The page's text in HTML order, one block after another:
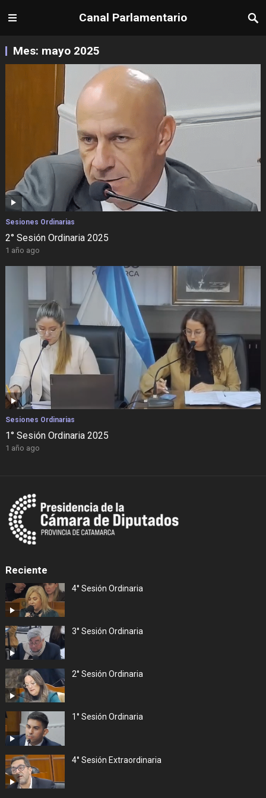
Canal Parlamentario
Mes: mayo 2025
Sesiones Ordinarias
2° Sesión Ordinaria 2025
1 año ago
Sesiones Ordinarias
1° Sesión Ordinaria 2025
1 año ago
Reciente
4° Sesión Ordinaria
3° Sesión Ordinaria
2° Sesión Ordinaria
1° Sesión Ordinaria
4° Sesión Extraordinaria